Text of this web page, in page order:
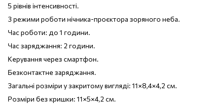
5 рівнів інтенсивності.
3 режими роботи нічника-проєктора зоряного неба.
Час роботи: до 1 години.
Час заряджання: 2 години.
Керування через смартфон.
Безконтактне заряджання.
Загальні розміри у закритому вигляді: 11×8,4×4,2 см.
Розміри без кришки: 11×5×4,2 см.